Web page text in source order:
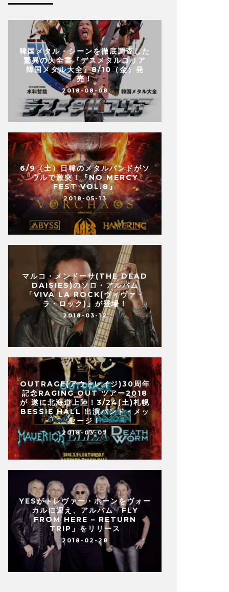
韓国メタル・シーンを徹底調査した
驚異の大全書『デスメタルコリア
韓国メタル大全』8/10（金）発
売！
2018-08-08
6/9（土）日韓のメタルバンドがソ
ウルで激突！『NO MERCY
FEST VOL.8』
2018-05-13
マルコ・メンドーサ(THE DEAD
DAISIES)のソロ・アルバム
「VIVA LA ROCK(ヴィヴァ・
ラ・ロック)」が登場！
2018-03-12
OUTRAGE(アウトレイジ)30周年
記念RAGING OUT ツアー2018
が 遂に北海道上陸！3/24(土)札幌
BESSIE HALL 出演バンド・メッ
セージ！
2018-03-07
YESがトレヴァー・ホーンをヴォー
カルに迎え、アルバム「FLY
FROM HERE – RETURN
TRIP」をリリース
2018-02-28